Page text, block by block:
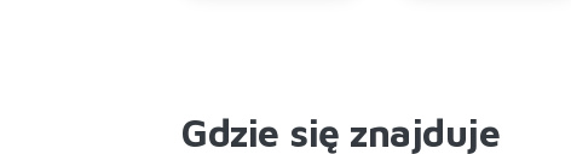
Gdzie się znajduje